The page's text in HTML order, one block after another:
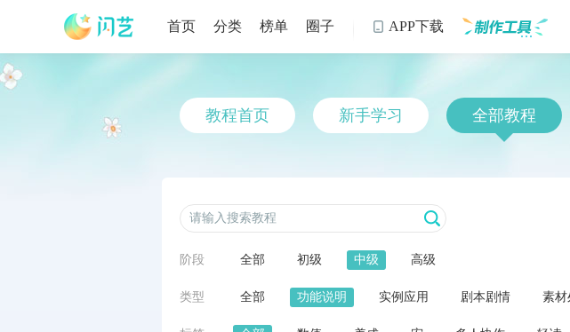
首页 分类 榜单 圈子  APP下载
教程首页 新手学习 全部教程
阶段 全部 初级 中级 高级
类型 全部 功能说明 实例应用 剧本剧情 素材